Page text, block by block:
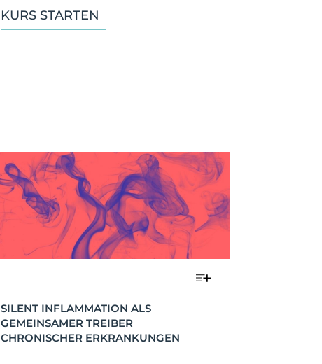
KURS STARTEN
SILENT INFLAMMATION ALS
GEMEINSAMER TREIBER
CHRONISCHER ERKRANKUNGEN